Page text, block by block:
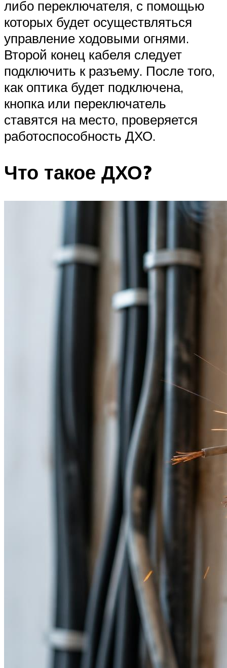
либо переключателя, с помощью
которых будет осуществляться
управление ходовыми огнями.
Второй конец кабеля следует
подключить к разъему. После того,
как оптика будет подключена,
кнопка или переключатель
ставятся на место, проверяется
работоспособность ДХО.
Что такое ДХО?